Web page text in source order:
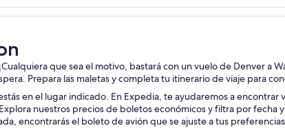
que sea el motivo, bastará con un vuelo de Denver a
Prepara las maletas y completa tu itinerario de viaje para
en el lugar indicado. En Expedia, te ayudaremos a encontrar
nuestros precios de boletos económicos y filtra por fecha
encontrarás el boleto de avión que se ajuste a tus